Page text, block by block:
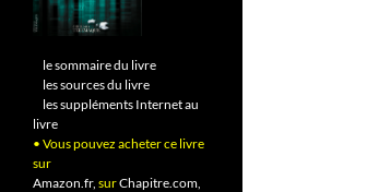
le sommaire du livre
les sources du livre
les suppléments Internet au
livre
• Vous pouvez acheter ce livre
sur
Amazon.fr, surChapitre.com,